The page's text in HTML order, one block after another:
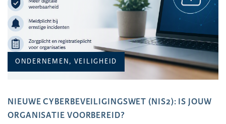
ONDERNEMEN, VEILIGHEID
NIEUWE CYBERBEVEILIGINGSWET (NIS2): IS JOUW
ORGANISATIE VOORBEREID?